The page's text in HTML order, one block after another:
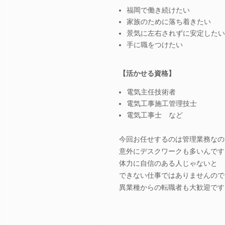
福岡で働き続けたい
家族のために落ち着きたい
景気に左右されずに安定したい
手に職をつけたい
【活かせる資格】
電気主任技術者
電気工事施工管理技士
電気工事士 など
今回お任せするのは管理業務なの
意外にデスクワークも多いんです
体力に自信のある人じゃないと
できない仕事ではありませんので
異業種からの転職者も大歓迎です